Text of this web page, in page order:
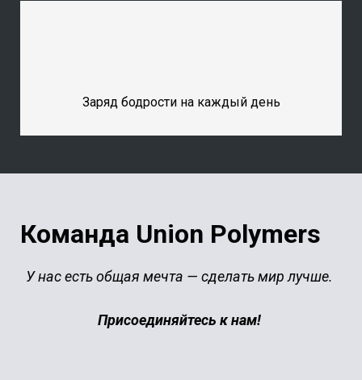
Заряд бодрости на каждый день
Команда Union Polymers
У нас есть общая мечта — сделать мир лучше.
Присоединяйтесь к нам!